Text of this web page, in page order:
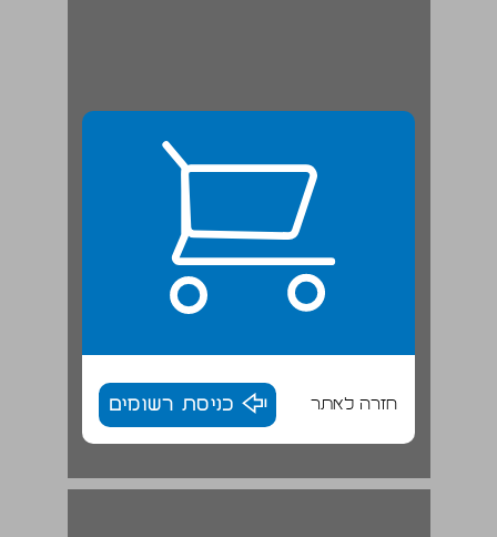
חזרה לאתר כניסת רשומים